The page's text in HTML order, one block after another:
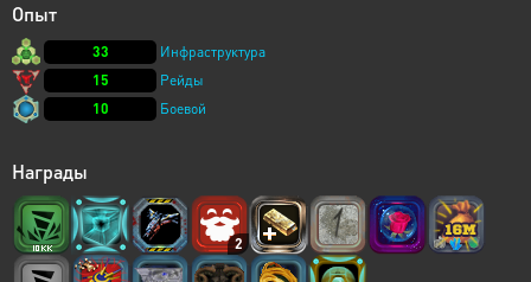
Опыт
33
Инфраструктура
15
Рейды
10
Боевой
Награды
2